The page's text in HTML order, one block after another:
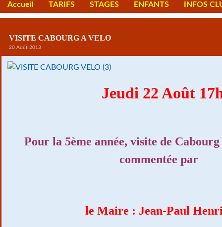
Accueil TARIFS STAGES ENFANTS INFOS
VISITE CABOURG A VELO
20 Août 2013
Jeudi 22 Août
Pour la 5ème année, visite de
commentée par
le Maire : Jean-Paul